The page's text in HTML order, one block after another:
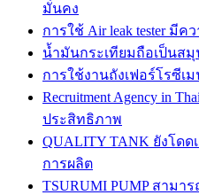
มั่นคง
การใช้ Air leak tester มี
น้ำมันกระเทียมถือเป็นส
การใช้งานถังเฟอร์โรซีเ
Recruitment Agency in
ประสิทธิภาพ
QUALITY TANK ยังโด
การผลิต
TSURUMI PUMP สามา